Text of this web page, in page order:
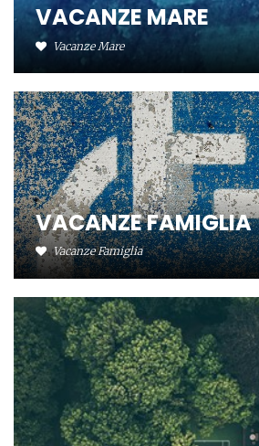
VACANZE MARE
Vacanze Mare
VACANZE FAMIGLIA
Vacanze Famiglia